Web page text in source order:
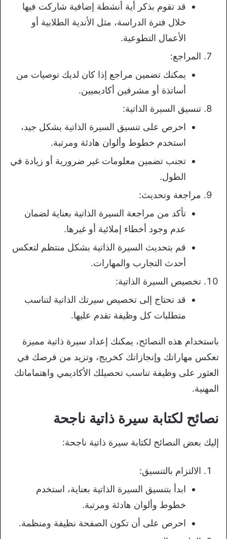
قد تقوم بذكر أية أنشطة إضافية شاركت فيها
خلال فترة الدراسة، مثل الأندية الطلابية أو
الأعمال التطوعية.
المراجع:
يمكنك تضمين مراجع إذا كان لديك توصيات من
أساتذة أو مشرفين أكاديميين.
تنسيق السيرة الذاتية:
احرص على تنسيق السيرة الذاتية بشكل جيد،
استخدم خطوط وألوان هادئة ومرتبة.
تجنب تضمين معلومات غير ضرورية أو زيادة في
الطول.
مراجعة وتحديث:
تأكد من مراجعة السيرة الذاتية بعناية لضمان
عدم وجود أخطاء إملائية أو غيرها.
قم بتحديث السيرة الذاتية بشكل منتظم لتعكس
أحدث التجارب والمهارات.
تخصيص السيرة الذاتية:
قد تحتاج إلى تخصيص سيرتك الذاتية لتناسب
متطلبات كل وظيفة تقدم عليها.
باستخدام هذه النصائح، يمكنك إعداد سيرة ذاتية مميزة
تعكس مهاراتك وإنجازاتك كخريج، وتزيد من فرصك في
العثور على وظيفة تناسب تحصيلك الأكاديمي واهتماماتك
المهنية.
نصائح لكتابة سيرة ذاتية ناجحة
إليك بعض النصائح لكتابة سيرة ذاتية ناجحة:
الالتزام بالتنسيق:
ابدأ بتنسيق السيرة الذاتية بعناية، استخدم
خطوط وألوان هادئة ومرتبة.
احرص على أن تكون الصفحة نظيفة ومنظمة.